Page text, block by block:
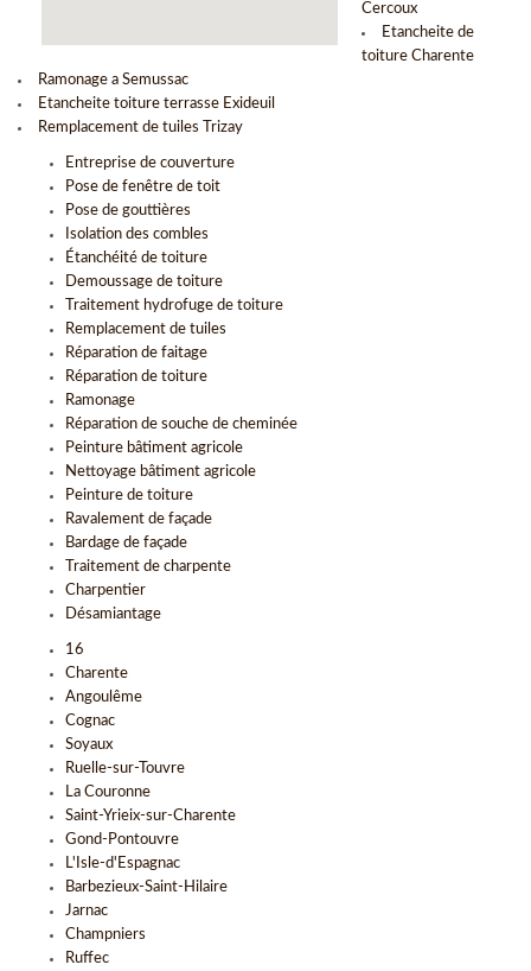
Cercoux
Etancheite de
toiture Charente
Ramonage a Semussac
Etancheite toiture terrasse Exideuil
Remplacement de tuiles Trizay
Entreprise de couverture
Pose de fenêtre de toit
Pose de gouttières
Isolation des combles
Étanchéité de toiture
Demoussage de toiture
Traitement hydrofuge de toiture
Remplacement de tuiles
Réparation de faitage
Réparation de toiture
Ramonage
Réparation de souche de cheminée
Peinture bâtiment agricole
Nettoyage bâtiment agricole
Peinture de toiture
Ravalement de façade
Bardage de façade
Traitement de charpente
Charpentier
Désamiantage
16
Charente
Angoulême
Cognac
Soyaux
Ruelle-sur-Touvre
La Couronne
Saint-Yrieix-sur-Charente
Gond-Pontouvre
L'Isle-d'Espagnac
Barbezieux-Saint-Hilaire
Jarnac
Champniers
Ruffec